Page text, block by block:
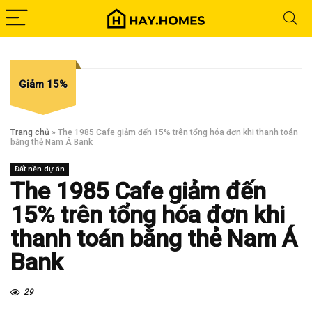
Giảm 15%
Trang chủ » The 1985 Cafe giảm đến 15% trên tổng hóa đơn khi thanh toán
bằng thẻ Nam Á Bank
Đất nền dự án
The 1985 Cafe giảm đến
15% trên tổng hóa đơn khi
thanh toán bằng thẻ Nam Á
Bank
29